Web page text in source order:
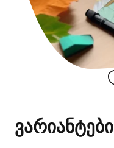
ვარიანტები